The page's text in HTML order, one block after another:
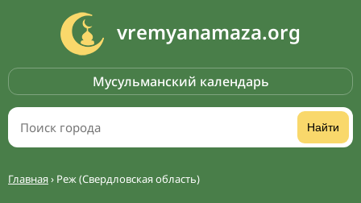
vremyanamaza.org
Мусульманский календарь
Найти
Главная› Реж (Свердловская область)